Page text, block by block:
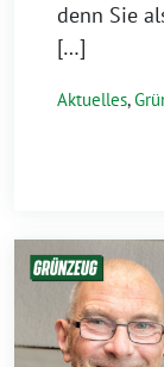
denn Sie
[…]
Aktuelles,